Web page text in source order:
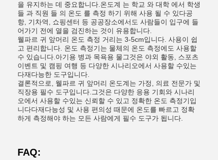
을 유지하는 데 중요합니다.온도계 는 학교 와 대학 에서 학생
들 과 직원 들 의 온도 를 측정 하기 위해 사용 될 수 있다공
항, 기차역, 쇼핑센터 등 공공장소에서도 사람들이 입구에 들
어가기 전에 열을 검진하는 것이 유용합니다.
웰파르 귀 앞머리 온도 측정 거리는 3-5cm입니다. 사용이 쉽
고 편리합니다. 온도 측정기는 물체의 온도 측정에도 사용할
수 있습니다.아기용 병과 목욕용 물그것은 야외 활동, 스포츠
이벤트 및 캠핑 여행 등 다양한 시나리오에서 사용할 수있는
다재다능한 도구입니다.
결론적으로, 웰파르 귀 앞머리 온도계는 가정, 의료 전문가 및
직장용 필수 도구입니다.그것은 다양한 응용 기회와 시나리
오에서 사용할 수있는 신뢰할 수 있고 정확한 온도 측정기입
니다다재다능성 및 사용 편의성 때문에 온도를 빠르고 정확
하게 측정해야 하는 모든 사람에게 필수 도구가 됩니다.
FAQ: